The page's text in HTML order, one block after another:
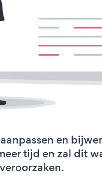
en
tijd en zal dit